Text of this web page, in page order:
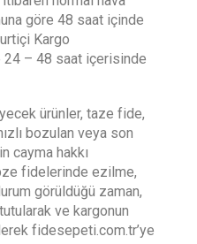
göre 48 saat içinde
Kargo
24 – 48 saat içerisinde
ürünler, taze fide,
bozulan veya son
cayma hakkı
fidelerinde ezilme,
görüldüğü zaman,
ve kargonun
fidesepeti.com.tr’ye